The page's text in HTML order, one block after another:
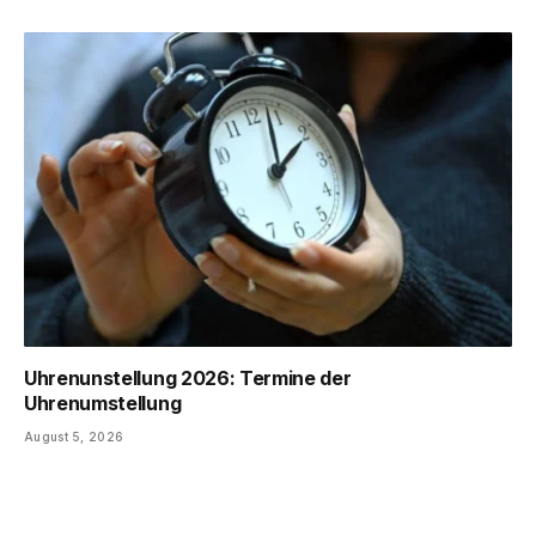
Uhrenunstellung 2026: Termine der
Uhrenumstellung
August 5, 2026